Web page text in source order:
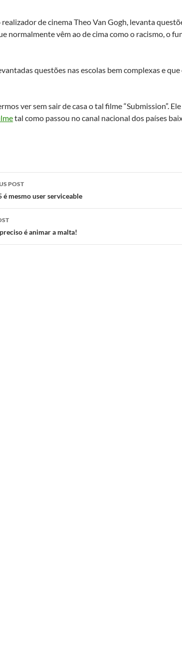
de cinema Theo Van Gogh, levanta
normalmente vêm ao de cima como o racismo, o
questões nas escolas bem complexas e
ver sem sair de casa o tal filme “Submission”.
tal como passou no canal nacional dos países
POST
é mesmo user serviceable
é animar a malta!